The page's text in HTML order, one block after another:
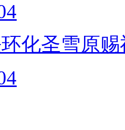
化圣雪原赐